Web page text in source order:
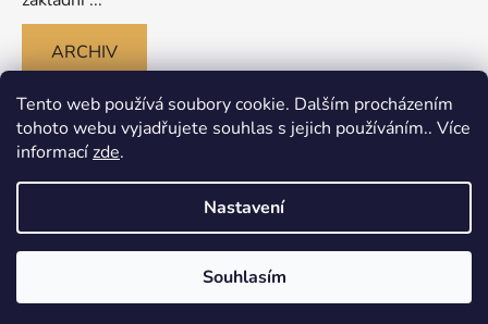
Tento web používá soubory cookie. Dalším procházením
tohoto webu vyjadřujete souhlas s jejich používáním.. Více
informacízde.
Nastavení
Souhlasím
ARCHIV
Vytvořil Shoptet
Merlinovo Psikralovstvi.cz - eshop pro
psy. Všechna práva vyhrazena.